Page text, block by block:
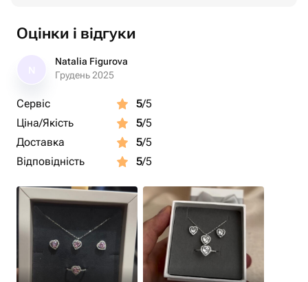
розовые, укажите об этом в комментарии к заказу.
Есть вопросы? С удовольствие ответим. Свяжитесь по
кнопке «Написать». Поможем вам и подберем все
необходимое 🌸
Оцінки і відгуки
Natalia Figurova
Грудень 2025
Сервіс 5/5
Ціна/Якість
5/5
Доставка
5/5
Відповідність
5/5